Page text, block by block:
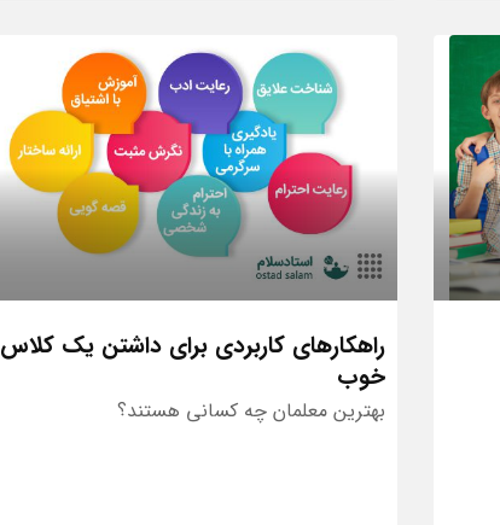
راهکارهای کاربردی برای داشتن یک کلاس
خوب
بهترین معلمان چه کسانی هستند؟